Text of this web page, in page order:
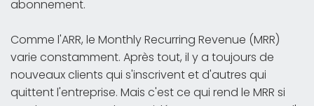
abonnement.
Comme l'ARR, le Monthly Recurring Revenue (MRR)
varie constamment. Après tout, il y a toujours de
nouveaux clients qui s'inscrivent et d'autres qui
quittent l'entreprise. Mais c'est ce qui rend le MRR si